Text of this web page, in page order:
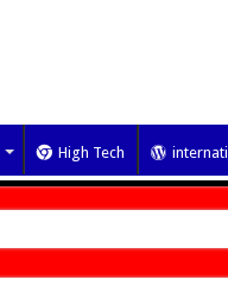
High Tech